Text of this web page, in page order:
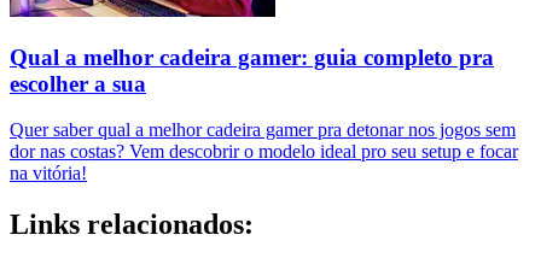
Qual a melhor cadeira gamer: guia completo pra
escolher a sua
Quer saber qual a melhor cadeira gamer pra detonar nos jogos sem
dor nas costas? Vem descobrir o modelo ideal pro seu setup e focar
na vitória!
Links relacionados: